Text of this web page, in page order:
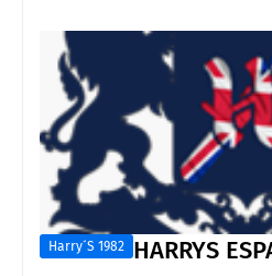
Harry´s 1982 HARRYS